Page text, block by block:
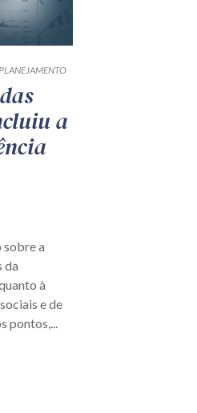
PLANEJAMENTO
a
sobre a
da
à
e de
pontos,...